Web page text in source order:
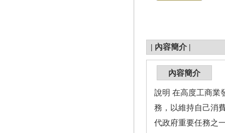
| 內容簡介 |
內容簡介
說明 在高度工商業
務，以維持自己消
代政府重要任務之